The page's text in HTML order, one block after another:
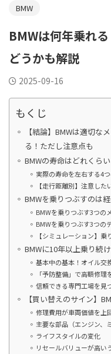
BMW
BMWは何年乗れ
どうかも解説
2025-09-16
もくじ
【結論】BMWは適切な
る！ただし注意点も
BMWの寿命はどれくら
実際の寿命を左右する4
【走行距離別】注意し
BMWを乗りつぶすのは
BMWを乗りつぶす3つの
BMWを乗りつぶす3つの
【シミュレーション】
BMWに10年以上乗り続
基本中の基本！オイル交
「予防整備」で高額修理
信頼できる専門工場を見
【買い替えのサイン】
修理費用が車両価値を上
主要な部品（エンジン、
ライフスタイルの変化
リセールバリューが高い